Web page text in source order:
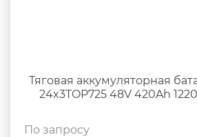
Тяговая аккумуляторная
24x3TOP725 48V 420Ah
По запросу